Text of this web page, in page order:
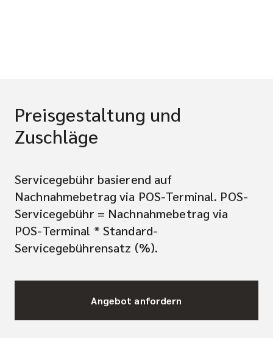
Preisgestaltung und
Zuschläge
Servicegebühr basierend auf
Nachnahmebetrag via POS-Terminal. POS-
Servicegebühr = Nachnahmebetrag via
POS-Terminal * Standard-
Servicegebührensatz (%).
Angebot anfordern